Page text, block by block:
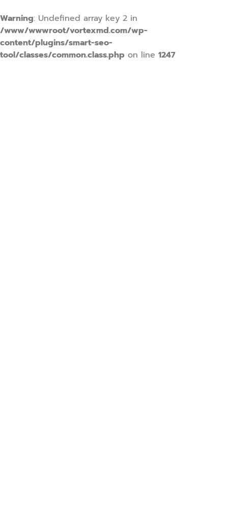
Warning: Undefined array key 2 in
/www/wwwroot/vortexmd.com/wp-
content/plugins/smart-seo-
tool/classes/common.class.php on line 1247